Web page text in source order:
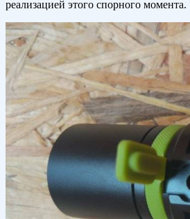
реализацией этого спорного момента.